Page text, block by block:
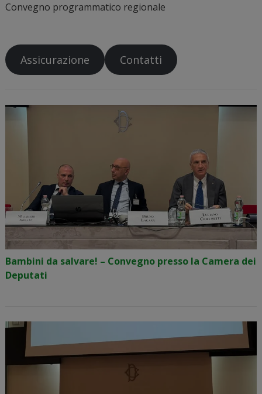
Convegno programmatico regionale
Assicurazione Contatti
Bambini da salvare! – Convegno presso la Camera dei
Deputati